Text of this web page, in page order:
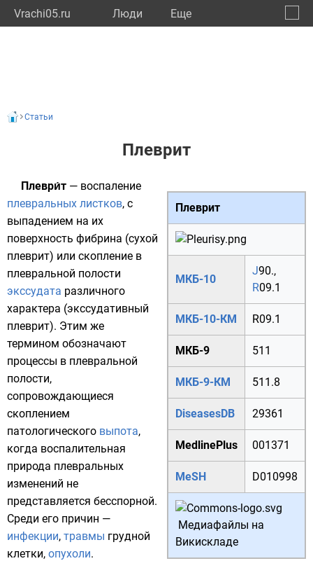
Vrachi05.ru Люди Eще
Статьи
Плеврит
Плеврит
МКБ-10
J90.,
R09.1
МКБ-10-КМ R09.1
МКБ-9 511
МКБ-9-КМ 511.8
DiseasesDB 29361
MedlinePlus 001371
MeSH D010998
Медиафайлы на
Викискладе
Плеври́т — воспаление
плевральных листков, с
выпадением на их
поверхность фибрина (сухой
плеврит) или скопление в
плевральной полости
экссудата различного
характера (экссудативный
плеврит). Этим же
термином обозначают
процессы в плевральной
полости,
сопровождающиеся
скоплением
патологического выпота,
когда воспалительная
природа плевральных
изменений не
представляется бесспорной.
Среди его причин —
инфекции, травмы грудной
клетки, опухоли.